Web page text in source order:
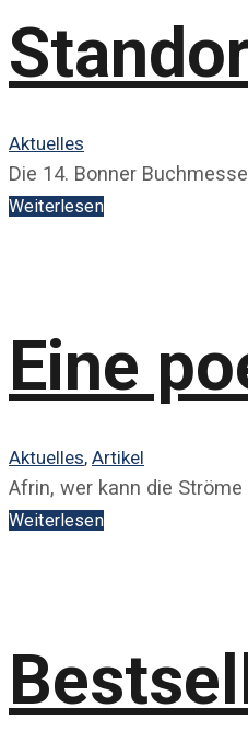
Aktuelles
Die 14. Bonner
Weiterlesen
Eine
Aktuelles, Artikel
Afrin, wer kann die
Weiterlesen